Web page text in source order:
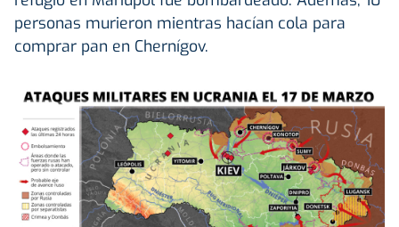
personas murieron mientras hacían cola para
comprar pan en Chernígov.